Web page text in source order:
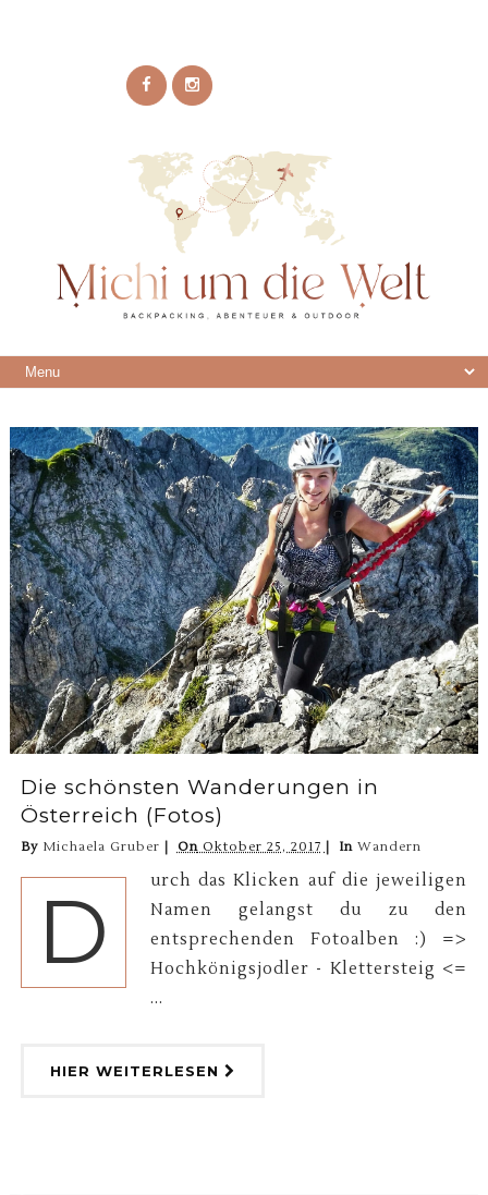
Die schönsten Wanderungen in
Österreich (Fotos)
By Michaela Gruber OnOktober 25, 2017 In Wandern
D
urch das Klicken auf die jeweiligen
Namen gelangst du zu den
entsprechenden Fotoalben :) =>
Hochkönigsjodler - Klettersteig <=
...
HIER WEITERLESEN